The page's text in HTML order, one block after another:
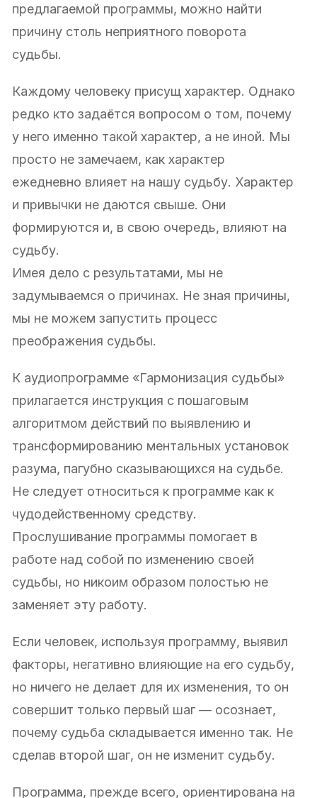
предлагаемой программы, можно найти
причину столь неприятного поворота
судьбы.
Каждому человеку присущ характер. Однако
редко кто задаётся вопросом о том, почему
у него именно такой характер, а не иной. Мы
просто не замечаем, как характер
ежедневно влияет на нашу судьбу. Характер
и привычки не даются свыше. Они
формируются и, в свою очередь, влияют на
судьбу.
Имея дело с результатами, мы не
задумываемся о причинах. Не зная причины,
мы не можем запустить процесс
преображения судьбы.
К аудиопрограмме «Гармонизация судьбы»
прилагается инструкция с пошаговым
алгоритмом действий по выявлению и
трансформированию ментальных установок
разума, пагубно сказывающихся на судьбе.
Не следует относиться к программе как к
чудодейственному средству.
Прослушивание программы помогает в
работе над собой по изменению своей
судьбы, но никоим образом полостью не
заменяет эту работу.
Если человек, используя программу, выявил
факторы, негативно влияющие на его судьбу,
но ничего не делает для их изменения, то он
совершит только первый шаг — осознает,
почему судьба складывается именно так. Не
сделав второй шаг, он не изменит судьбу.
Программа, прежде всего, ориентирована на